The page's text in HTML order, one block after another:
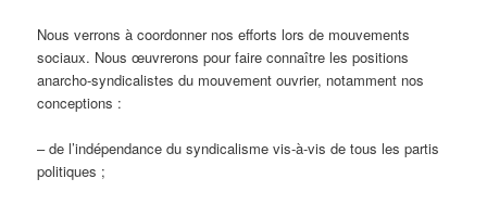
Nous verrons à coordonner nos efforts lors de mouvements
sociaux. Nous œuvrerons pour faire connaître les positions
anarcho-syndicalistes du mouvement ouvrier, notamment nos
conceptions :
– de l’indépendance du syndicalisme vis-à-vis de tous les partis
politiques ;